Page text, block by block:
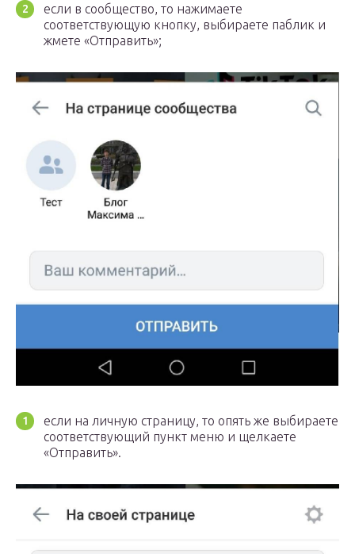
если в сообщество, то нажимаете
соответствующую кнопку, выбираете паблик и
жмете «Отправить»;
если на личную страницу, то опять же выбираете
соответствующий пункт меню и щелкаете
«Отправить».